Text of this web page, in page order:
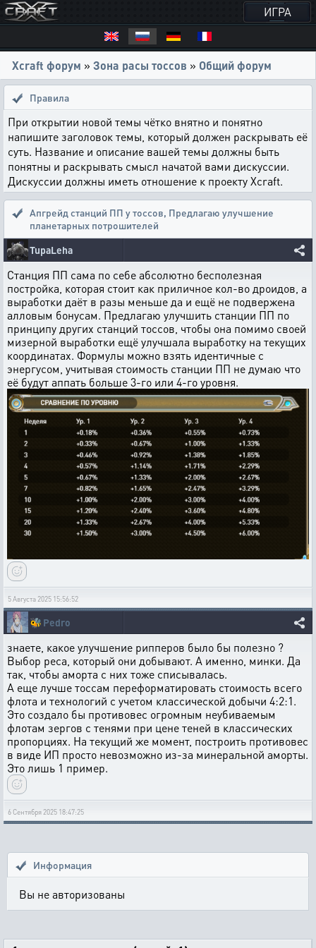
ИГРА
Xcraft форум » Зона расы тоссов » Общий форум
Правила
При открытии новой темы чётко внятно и понятно
напишите заголовок темы, который должен раскрывать её
суть. Название и описание вашей темы должны быть
понятны и раскрывать смысл начатой вами дискуссии.
Дискуссии должны иметь отношение к проекту Xcraft.
Апгрейд станций ПП у тоссов, Предлагаю улучшение
планетарных потрошителей
TupaLeha
Станция ПП сама по себе абсолютно бесполезная
постройка, которая стоит как приличное кол-во дроидов, а
выработки даёт в разы меньше да и ещё не подвержена
алловым бонусам. Предлагаю улучшить станции ПП по
принципу других станций тоссов, чтобы она помимо своей
мизерной выработки ещё улучшала выработку на текущих
координатах. Формулы можно взять идентичные с
энергусом, учитывая стоимость станции ПП не думаю что
её будут аппать больше 3-го или 4-го уровня.
5 Августа 2025 15:56:52
🐝 Pedro
знаете, какое улучшение рипперов было бы полезно ?
Выбор реса, который они добывают. А именно, минки. Да
так, чтобы аморта с них тоже списывалась.
А еще лучше тоссам переформатировать стоимость всего
флота и технологий с учетом классической добычи 4:2:1.
Это создало бы противовес огромным неубиваемым
флотам зергов с тенями при цене теней в классических
пропорциях. На текущий же момент, построить противовес
в виде ИП просто невозможно из-за минеральной аморты.
Это лишь 1 пример.
6 Сентября 2025 18:47:25
Информация
Вы не авторизованы